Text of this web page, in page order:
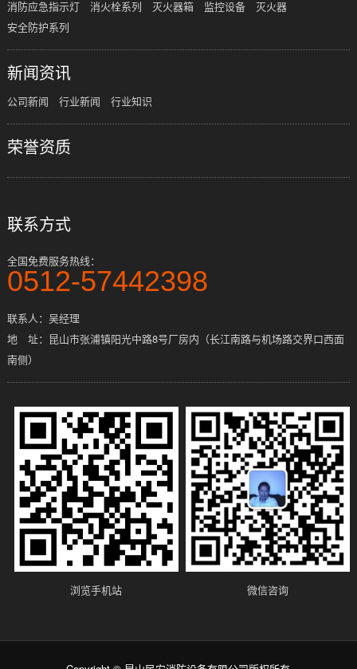
消防应急指示灯 消火栓系列 灭火器箱 监控设备
灭火器
安全防护系列
新闻资讯
公司新闻 行业新闻 行业知识
荣誉资质
联系方式
全国免费服务热线：
0512-57442398
联系人：吴经理
地 址：昆山市张浦镇阳光中路8号厂房内（长江南路与机场路交界口西面
南侧）
浏览手机站 微信咨询